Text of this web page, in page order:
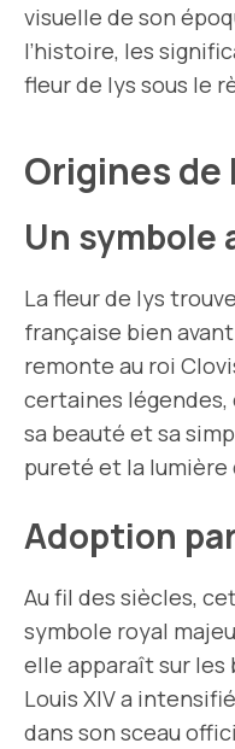
visuelle de son
l’histoire, les
fleur de lys sous le
Origines de
Un symbole
La fleur de lys
française bien
remonte au roi
certaines
sa beauté et sa
pureté et la lumière
Adoption
Au fil des siècles,
symbole royal
elle apparaît sur les
Louis XIV a
dans son sceau